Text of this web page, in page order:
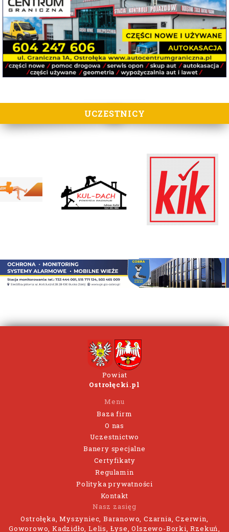
UCZESTNICY
Powiat
Ostrołęcki.pl
Menu
Baza firm
O nas
Uczestnictwo
Banery specjalne
Certyfikaty
Regulamin
Polityka prywatności
Kontakt
Nasz zasięg
Ostrołęka, Myszyniec, Baranowo, Czarnia, Czerwin,
Goworowo, Kadzidło, Lelis, Łyse, Olszewo-Borki, Rzekuń,